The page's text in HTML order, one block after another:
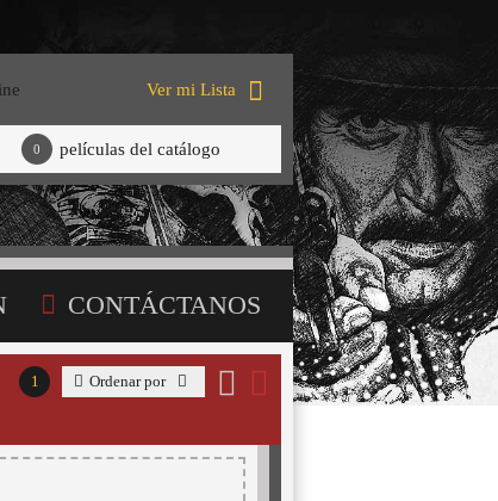
Ver mi Lista
0 películas del catálogo
CONTÁCTANOS
1 Ordenar por